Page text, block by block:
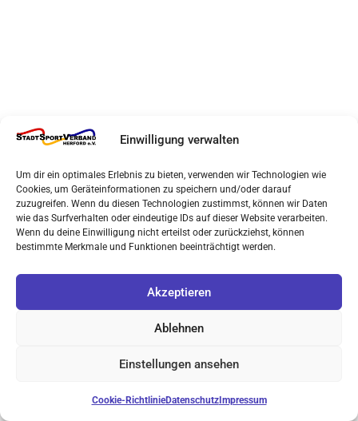
Einwilligung verwalten
Um dir ein optimales Erlebnis zu bieten, verwenden wir Technologien wie
Cookies, um Geräteinformationen zu speichern und/oder darauf
zuzugreifen. Wenn du diesen Technologien zustimmst, können wir Daten
wie das Surfverhalten oder eindeutige IDs auf dieser Website verarbeiten.
Wenn du deine Einwilligung nicht erteilst oder zurückziehst, können
bestimmte Merkmale und Funktionen beeinträchtigt werden.
Akzeptieren
Ablehnen
Einstellungen ansehen
Cookie-RichtlinieDatenschutzImpressum